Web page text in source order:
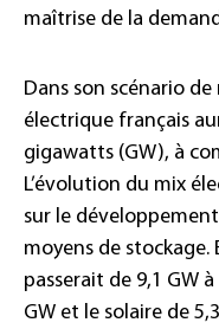
maîtrise de la
Dans son scénario de
électrique français
gigawatts (GW), à
L’évolution du mix
sur le
moyens de stockage.
passerait de 9,1 GW
GW et le solaire de